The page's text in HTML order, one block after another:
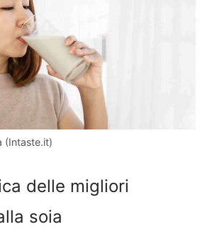
(Intaste.it)
delle migliori
soia